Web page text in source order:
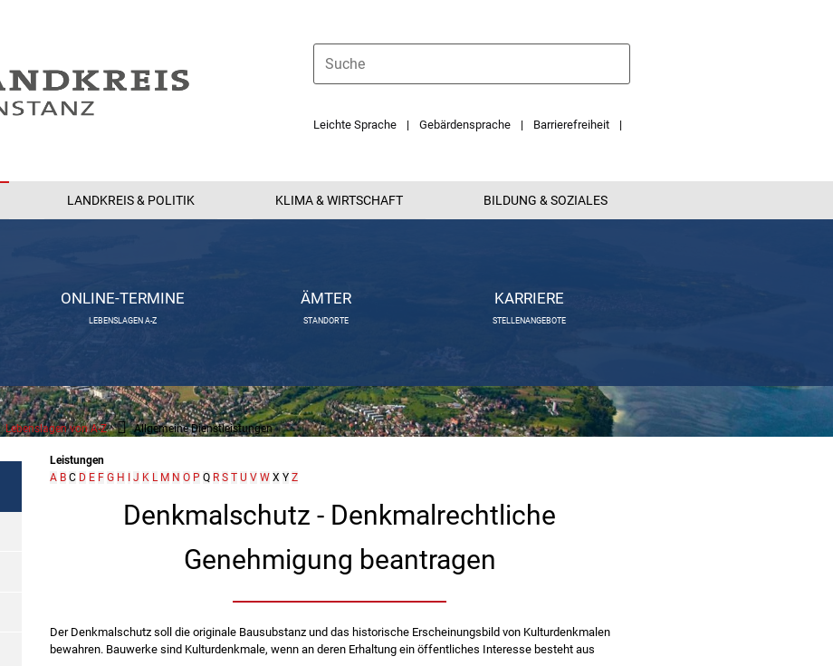
Leichte Sprache Gebärdensprache Barrierefreiheit
LANDKREIS & POLITIK KLIMA & WIRTSCHAFT BILDUNG & SOZIALES
ONLINE-TERMINE
LEBENSLAGEN A-Z
ÄMTER
STANDORTE
KARRIERE
STELLENANGEBOTE
Lebenslagen von A-Z Allgemeine Dienstleistungen
Leistungen
A B C D E F G H I J K L M N O P Q R S T U V W X Y Z
Denkmalschutz - Denkmalrechtliche
Genehmigung beantragen
Der Denkmalschutz soll die originale Bausubstanz und das historische Erscheinungsbild von Kulturdenkmalen
bewahren. Bauwerke sind Kulturdenkmale, wenn an deren Erhaltung ein öffentliches Interesse besteht aus